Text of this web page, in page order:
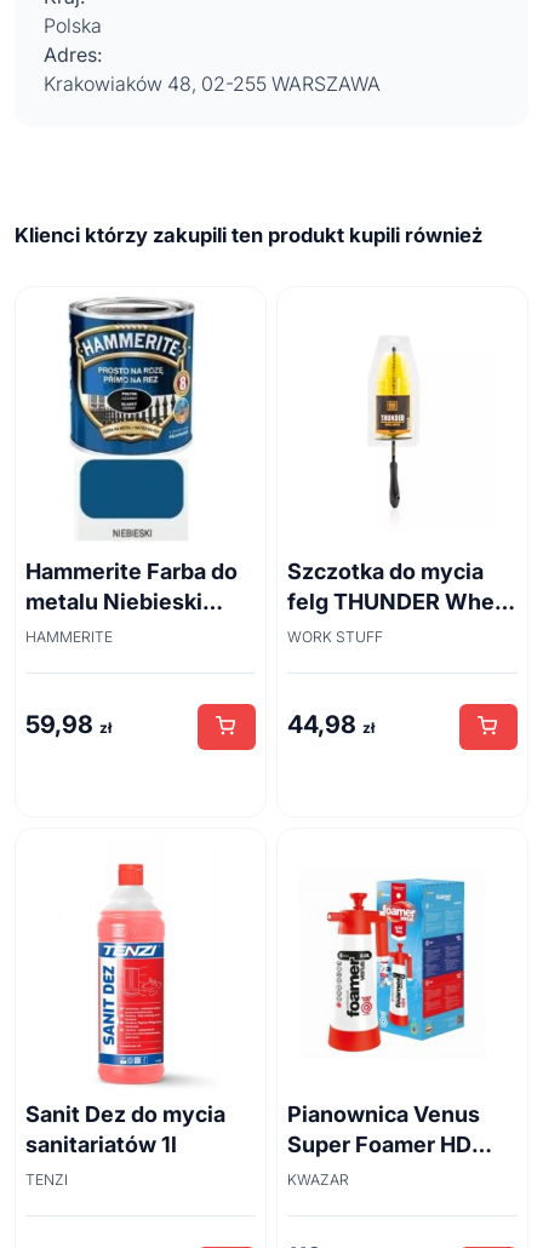
Polska
Adres:
Krakowiaków 48, 02-255 WARSZAWA
Klienci którzy zakupili ten produkt kupili również
Hammerite Farba do
metalu Niebieski
połysk 0,7 l
HAMMERITE
59,98 zł
Szczotka do mycia
felg THUNDER Wheel
Brush 45cm
WORK STUFF
44,98 zł
Sanit Dez do mycia
sanitariatów 1l
TENZI
Pianownica Venus
Super Foamer HD
acid line 2L
KWAZAR